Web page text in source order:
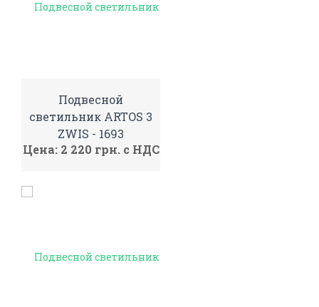
Подвесной
светильник ARTOS 3
ZWIS - 1693
Цена: 2 220 грн. с НДС